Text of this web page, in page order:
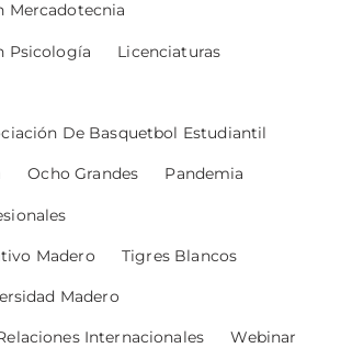
Mercadotecnia
Psicología Licenciaturas
De Basquetbol Estudiantil
Ocho Grandes Pandemia
Madero Tigres Blancos
Madero
Internacionales Webinar